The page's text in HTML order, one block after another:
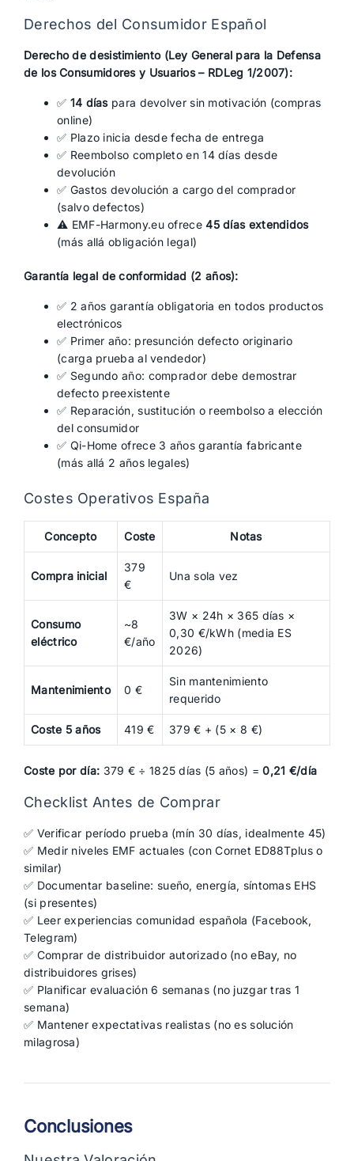
Derechos del Consumidor Español
Derecho de desistimiento (Ley General para la Defensa
de los Consumidores y Usuarios – RDLeg 1/2007):
✅ 14 díaspara devolver sin motivación (compras
online)
✅ Plazo inicia desde fecha de entrega
✅ Reembolso completo en 14 días desde
devolución
✅ Gastos devolución a cargo del comprador
(salvo defectos)
⚠️ EMF-Harmony.eu ofrece45 días extendidos
(más allá obligación legal)
Garantía legal de conformidad (2 años):
✅ 2 años garantía obligatoria en todos productos
electrónicos
✅ Primer año: presunción defecto originario
(carga prueba al vendedor)
✅ Segundo año: comprador debe demostrar
defecto preexistente
✅ Reparación, sustitución o reembolso a elección
del consumidor
✅ Qi-Home ofrece 3 años garantía fabricante
(más allá 2 años legales)
Costes Operativos España
Concepto Coste Notas
Compra inicial
379
€
Una sola vez
Consumo
eléctrico
~8
€/año
3W × 24h × 365 días ×
0,30 €/kWh (media ES
2026)
Mantenimiento 0 €
Sin mantenimiento
requerido
Coste 5 años 419 € 379 € + (5 × 8 €)
Coste por día: 379 € ÷ 1825 días (5 años) =0,21 €/día
Checklist Antes de Comprar
✅ Verificar período prueba (mín 30 días, idealmente 45)
✅ Medir niveles EMF actuales (con Cornet ED88Tplus o
similar)
✅ Documentar baseline: sueño, energía, síntomas EHS
(si presentes)
✅ Leer experiencias comunidad española (Facebook,
Telegram)
✅ Comprar de distribuidor autorizado (no eBay, no
distribuidores grises)
✅ Planificar evaluación 6 semanas (no juzgar tras 1
semana)
✅ Mantener expectativas realistas (no es solución
milagrosa)
Conclusiones